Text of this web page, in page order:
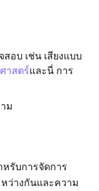
บ เช่น เสียงแบบ
าสตร์และนี่ การ
ม
รับการจัดการ
ว่างกันและความ